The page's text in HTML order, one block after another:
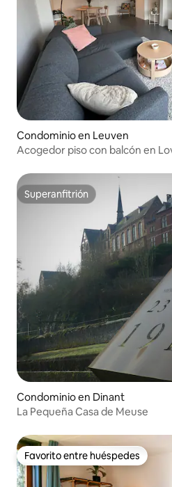
Condominio en Leuven
Acogedor piso con balcón en
Superanfitrión
Superanfitrión
Condominio en Dinant
La Pequeña Casa de Meuse
Favorito entre huéspedes
Favorito entre huéspedes